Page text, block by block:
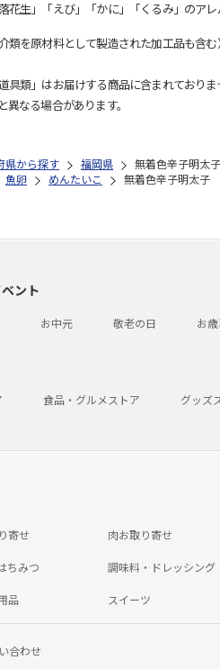
生」「えび」「かに」「くるみ」のア
を原材料として製造された加工品も含
類」はお届けする商品に含まれておりま
なる場合があります。
県から探す 福岡県
無着色辛子明太
魚卵 めんたいこ 無着色辛子明太子
ント
お中元 敬老の日 お
食品・グルメストア グッズ
寄せ 肉お取り寄せ
ちみつ 調味料・ドレッシング
品 スイーツ
合わせ